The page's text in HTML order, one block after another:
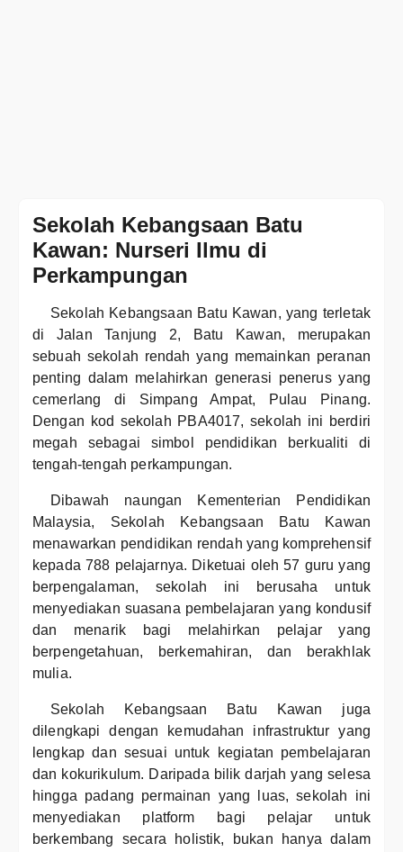
Sekolah Kebangsaan Batu
Kawan: Nurseri Ilmu di
Perkampungan
Sekolah Kebangsaan Batu Kawan, yang terletak
di Jalan Tanjung 2, Batu Kawan, merupakan
sebuah sekolah rendah yang memainkan peranan
penting dalam melahirkan generasi penerus yang
cemerlang di Simpang Ampat, Pulau Pinang.
Dengan kod sekolah PBA4017, sekolah ini berdiri
megah sebagai simbol pendidikan berkualiti di
tengah-tengah perkampungan.
Dibawah naungan Kementerian Pendidikan
Malaysia, Sekolah Kebangsaan Batu Kawan
menawarkan pendidikan rendah yang komprehensif
kepada 788 pelajarnya. Diketuai oleh 57 guru yang
berpengalaman, sekolah ini berusaha untuk
menyediakan suasana pembelajaran yang kondusif
dan menarik bagi melahirkan pelajar yang
berpengetahuan, berkemahiran, dan berakhlak
mulia.
Sekolah Kebangsaan Batu Kawan juga
dilengkapi dengan kemudahan infrastruktur yang
lengkap dan sesuai untuk kegiatan pembelajaran
dan kokurikulum. Daripada bilik darjah yang selesa
hingga padang permainan yang luas, sekolah ini
menyediakan platform bagi pelajar untuk
berkembang secara holistik, bukan hanya dalam